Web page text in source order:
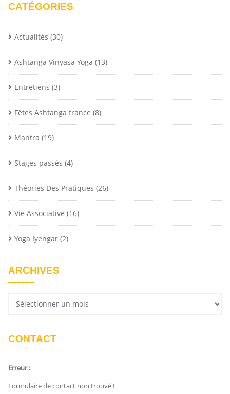
CATÉGORIES
Actualités (30)
Ashtanga Vinyasa Yoga (13)
Entretiens (3)
Fêtes Ashtanga france (8)
Mantra (19)
Stages passés (4)
Théories Des Pratiques (26)
Vie Associative (16)
Yoga Iyengar (2)
ARCHIVES
CONTACT
Erreur :
Formulaire de contact non trouvé !